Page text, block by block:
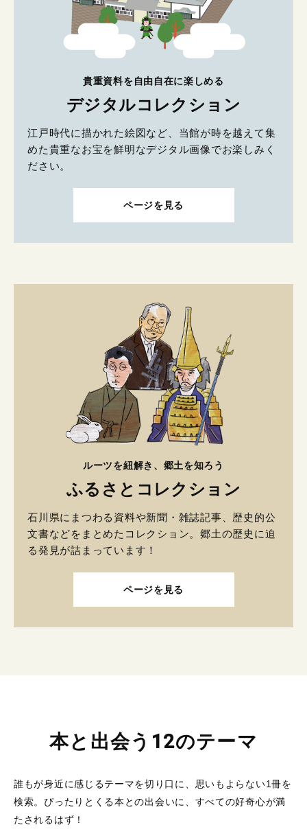
貴重資料を自由自在に楽しめる
デジタルコレクション
江戸時代に描かれた絵図など、当館が時を越えて集
めた貴重なお宝を鮮明なデジタル画像でお楽しみく
ださい。
ページを見る
ルーツを紐解き、郷土を知ろう
ふるさとコレクション
石川県にまつわる資料や新聞・雑誌記事、歴史的公
文書などをまとめたコレクション。郷土の歴史に迫
る発見が詰まっています！
ページを見る
本と出会う12のテーマ
誰もが身近に感じるテーマを切り口に、思いもよらない1冊を
検索。 ぴったりとくる本との出会いに、すべての好奇心が満
たされるはず！